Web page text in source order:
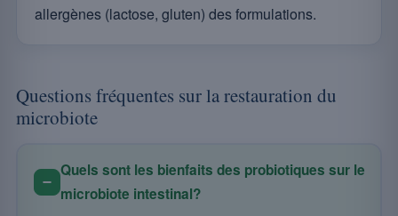
allergènes (lactose, gluten) des formulations.
Questions fréquentes sur la restauration du
microbiote
Quels sont les bienfaits des probiotiques sur le
microbiote intestinal?